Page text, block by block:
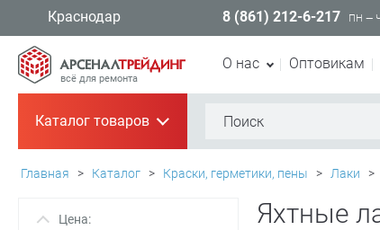
Краснодар 8 (861) 212-6-217 ПН —
всё для ремонта
О нас Оптовикам
Каталог товаров+
Главная > Каталог > Краски, герметики, пены > Лаки >
+ Цена: Яхтные